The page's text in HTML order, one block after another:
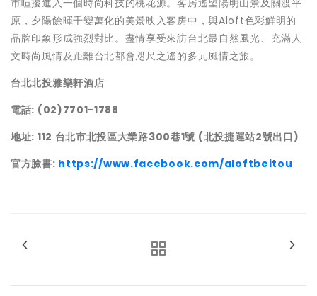
市喧擾進入一個時尚科技的桃花源。客房遙望陽明山景及關渡平
原，夕陽餘暉千變萬化的美景映入客房中，與Aloft色彩鮮明的
品牌印象形成強烈對比。盡情享受來訪台北最自然風光、充滿人
文時尚風情及距離台北都會咫尺之遙的多元風情之旅。
台北北投雅樂軒酒店
電話: (02)7701-1788
地址: 112 台北市北投區大業路300巷1號 (北投捷運站2號出口)
官方臉書: https://www.facebook.com/aloftbeitou